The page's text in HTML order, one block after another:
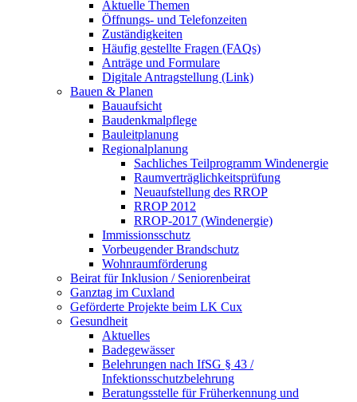
Aktuelle Themen
Öffnungs- und Telefonzeiten
Zuständigkeiten
Häufig gestellte Fragen (FAQs)
Anträge und Formulare
Digitale Antragstellung (Link)
Bauen & Planen
Bauaufsicht
Baudenkmalpflege
Bauleitplanung
Regionalplanung
Sachliches Teilprogramm Windenergie
Raumverträglichkeitsprüfung
Neuaufstellung des RROP
RROP 2012
RROP-2017 (Windenergie)
Immissionsschutz
Vorbeugender Brandschutz
Wohnraumförderung
Beirat für Inklusion / Seniorenbeirat
Ganztag im Cuxland
Geförderte Projekte beim LK Cux
Gesundheit
Aktuelles
Badegewässer
Belehrungen nach IfSG § 43 /
Infektionsschutzbelehrung
Beratungsstelle für Früherkennung und